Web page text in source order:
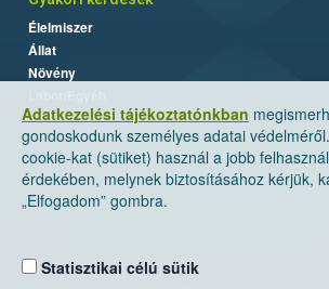
Adatkezelési tájékoztatónkban
gondoskodunk személyes adatai
cookie-kat (sütiket) használ a jobb
érdekében, melynek biztosításához kérjük,
„Elfogadom” gombra.
Statisztikai célú sütik
Élelmiszer
Állat
Növény